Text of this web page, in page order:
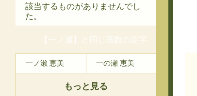
該当するものがありませんでし
た。
【一ノ瀬】と同じ画数の苗字
一ノ瀨 恵美 一の瀬 恵美
もっと見る